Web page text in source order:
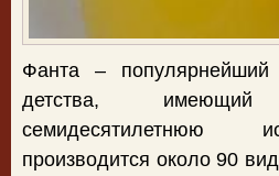
Фанта – популярнейший
детства,
семидесятилетнюю
производится около 90